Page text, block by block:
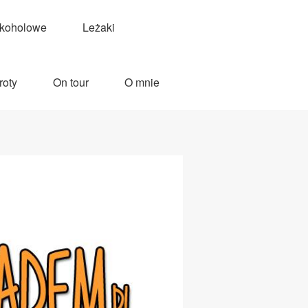
Leżaki
On tour O mnie